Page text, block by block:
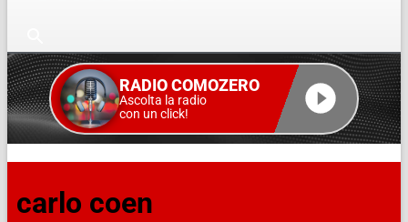
RADIO COMOZERO
Ascolta la radio
con un click!
carlo coen